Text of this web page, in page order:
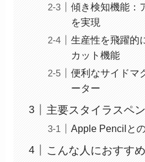
傾き検知機能：
を実現
生産性を飛躍的
カット機能
便利なサイドマ
ーター
主要スタイラスペ
Apple Pencilと
こんな人におすすめ